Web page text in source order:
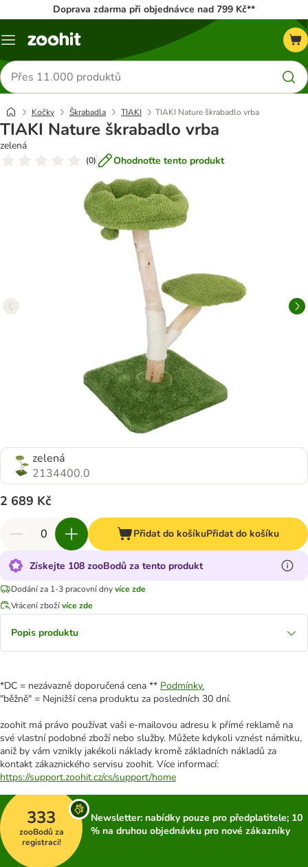
Doprava zdarma při objednávce nad 799 Kč**
Menu
Hledat
produkty
Kočky Škrabadla TIAKI TIAKI Nature škrabadlo vrba
TIAKI Nature škrabadlo vrba
zelená
(0) Ohodnoťte tento produkt
zelená
2134400.0
2 689 Kč
Přidat do košíkuPřidat do košíku
Získejte 108 zooBodů za tento produkt
Dodání za 1-3 pracovní dnyvíce zde
Vrácení zbožívíce zde
Popis produktu
*DC = nezávazně doporučená cena ** Podmínky.
"běžně" = Nejnižší cena produktu za posledních 30 dní.
zoohit má právo používat vaši e-mailovou adresu k přímé reklamě na
své vlastní podobné zboží nebo služby. Můžete kdykoli vznést námitku,
aniž by vám vznikly jakékoli náklady kromě základních nákladů za
kontakt zákaznického servisu zoohit. Více informací:
https://support.zoohit.cz/cs/support/home
333
zooBodů za
registraci!
Newsletter: nabídky pouze pro předplatitele; 10
% na druhou objednávku pro nové zákazníky